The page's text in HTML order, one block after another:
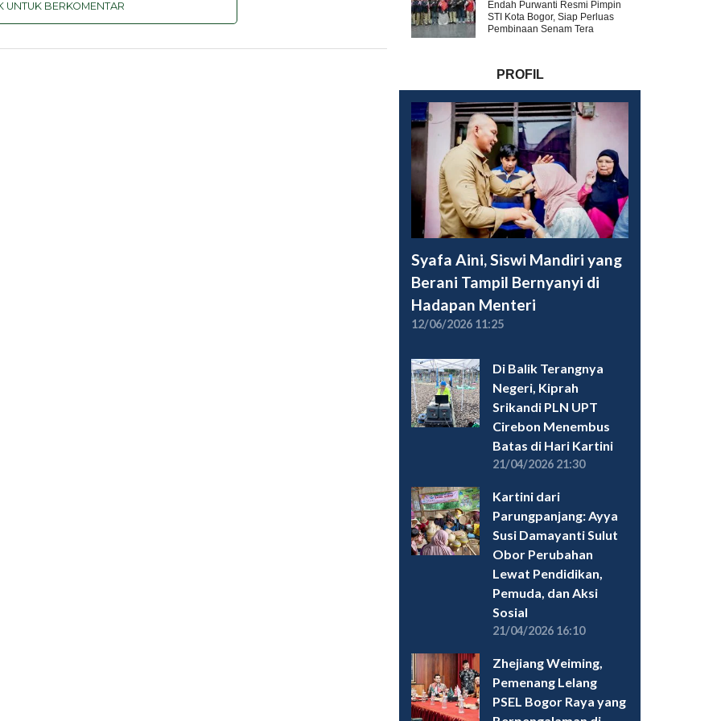
UNTUK BERKOMENTAR
Endah Purwanti Resmi Pimpin
STI Kota Bogor, Siap Perluas
Pembinaan Senam Tera
PROFIL
Syafa Aini, Siswi Mandiri yang
Berani Tampil Bernyanyi di
Hadapan Menteri
12/06/2026 11:25
Di Balik Terangnya
Negeri, Kiprah
Srikandi PLN UPT
Cirebon Menembus
Batas di Hari Kartini
21/04/2026 21:30
Kartini dari
Parungpanjang: Ayya
Susi Damayanti Sulut
Obor Perubahan
Lewat Pendidikan,
Pemuda, dan Aksi
Sosial
21/04/2026 16:10
Zhejiang Weiming,
Pemenang Lelang
PSEL Bogor Raya yang